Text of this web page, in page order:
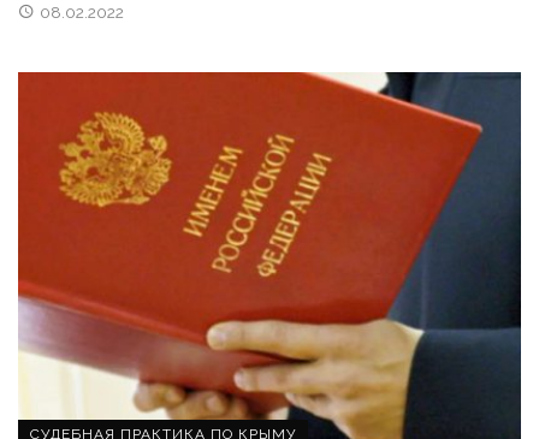
08.02.2022
СУДЕБНАЯ ПРАКТИКА ПО КРЫМУ